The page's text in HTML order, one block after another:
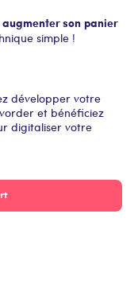
augmenter son panier
simple !
développer votre
et bénéficiez
digitaliser votre